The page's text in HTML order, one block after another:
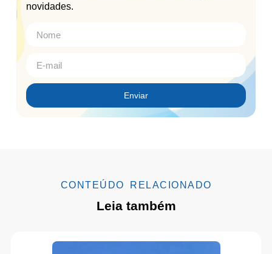
novidades.
Enviar
CONTEÚDO RELACIONADO
Leia também